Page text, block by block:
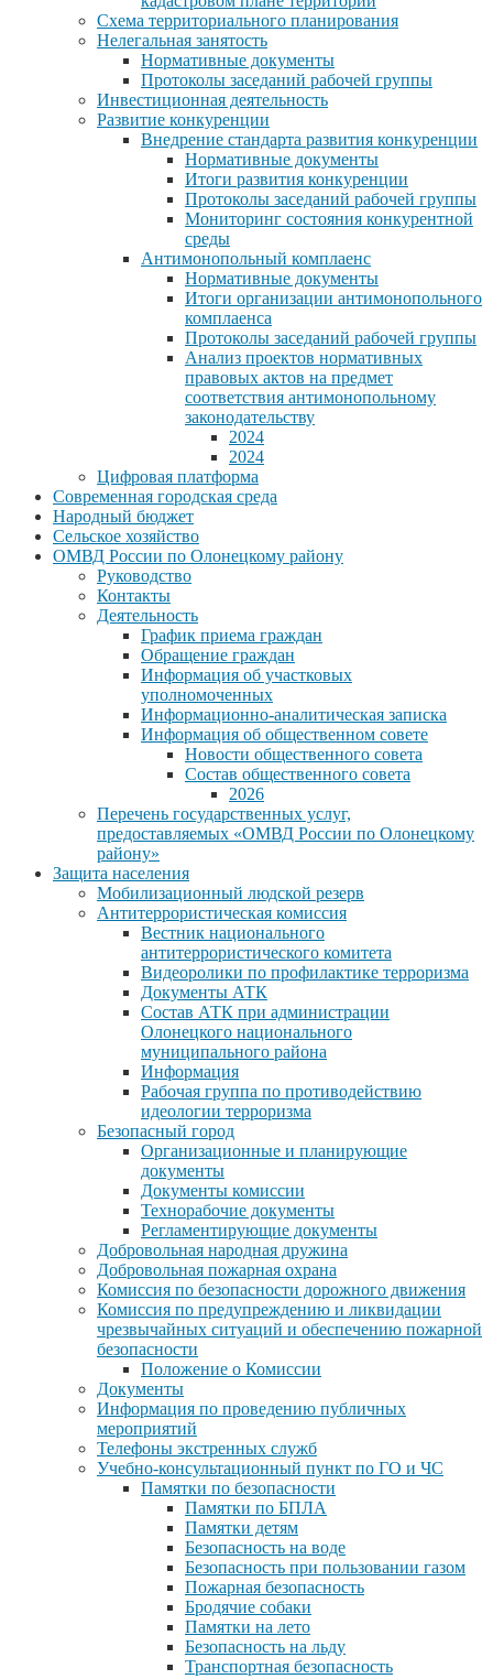
Схема территориального планирования
Нелегальная занятость
Нормативные документы
Протоколы заседаний рабочей группы
Инвестиционная деятельность
Развитие конкуренции
Внедрение стандарта развития конкуренции
Нормативные документы
Итоги развития конкуренции
Протоколы заседаний рабочей группы
Мониторинг состояния конкурентной
среды
Антимонопольный комплаенс
Нормативные документы
Итоги организации антимонопольного
комплаенса
Протоколы заседаний рабочей группы
Анализ проектов нормативных
правовых актов на предмет
соответствия антимонопольному
законодательству
2024
2024
Цифровая платформа
Современная городская среда
Народный бюджет
Сельское хозяйство
ОМВД России по Олонецкому району
Руководство
Контакты
Деятельность
График приема граждан
Обращение граждан
Информация об участковых
уполномоченных
Информационно-аналитическая записка
Информация об общественном совете
Новости общественного совета
Состав общественного совета
2026
Перечень государственных услуг,
предоставляемых «ОМВД России по Олонецкому
району»
Защита населения
Мобилизационный людской резерв
Антитеррористическая комиссия
Вестник национального
антитеррористического комитета
Видеоролики по профилактике терроризма
Документы АТК
Состав АТК при администрации
Олонецкого национального
муниципального района
Информация
Рабочая группа по противодействию
идеологии терроризма
Безопасный город
Организационные и планирующие
документы
Документы комиссии
Технорабочие документы
Регламентирующие документы
Добровольная народная дружина
Добровольная пожарная охрана
Комиссия по безопасности дорожного движения
Комиссия по предупреждению и ликвидации
чрезвычайных ситуаций и обеспечению пожарной
безопасности
Положение о Комиссии
Документы
Информация по проведению публичных
мероприятий
Телефоны экстренных служб
Учебно-консультационный пункт по ГО и ЧС
Памятки по безопасности
Памятки по БПЛА
Памятки детям
Безопасность на воде
Безопасность при пользовании газом
Пожарная безопасность
Бродячие собаки
Памятки на лето
Безопасность на льду
Транспортная безопасность